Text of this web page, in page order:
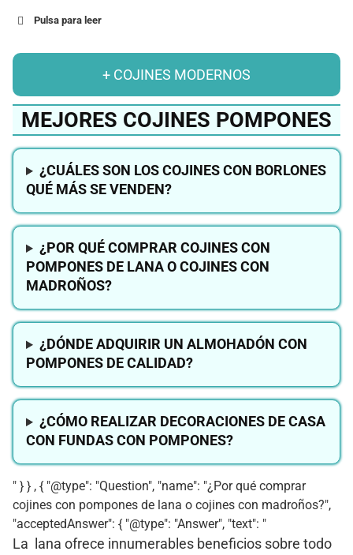
Pulsa para leer
+ COJINES MODERNOS
MEJORES COJINES POMPONES
¿CUÁLES SON LOS COJINES CON BORLONES
QUÉ MÁS SE VENDEN?
¿POR QUÉ COMPRAR COJINES CON
POMPONES DE LANA O COJINES CON
MADROÑOS?
¿DÓNDE ADQUIRIR UN ALMOHADÓN CON
POMPONES DE CALIDAD?
¿CÓMO REALIZAR DECORACIONES DE CASA
CON FUNDAS CON POMPONES?
" } } , { "@type": "Question", "name": "¿Por qué comprar
cojines con pompones de lana o cojines con madroños?",
"acceptedAnswer": { "@type": "Answer", "text": "
La lana ofrece innumerables beneficios sobre todo